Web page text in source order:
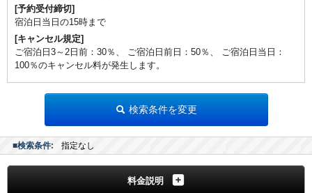
[予約受付締切]
宿泊日当日の15時まで
[キャンセル規定]
ご宿泊日3～2日前：30％、 ご宿泊日前日：50％、 ご宿泊日当日：
100％のキャンセル料が発生します。
検索条件を変更
■検索条件: 指定なし
料金説明